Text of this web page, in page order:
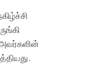
அவர்களின்